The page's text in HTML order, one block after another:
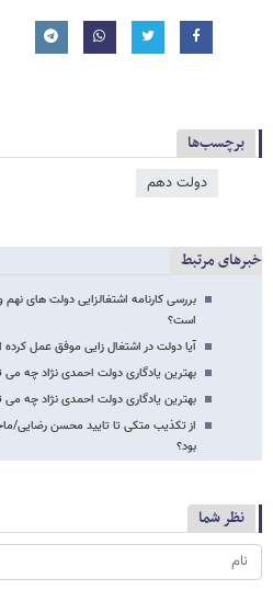
برچسب‌ها
دولت دهم
خبرهای مرتبط
بررسی کارنامه اشتغالزایی دولت های
است؟
آیا دولت در اشتغال زایی موفق عمل
بهترین یادگاری دولت احمدی نژاد چه می
بهترین یادگاری دولت احمدی نژاد چه می
از تکذیب متکی تا تایید محسن رضایی/
بود؟
نظر شما